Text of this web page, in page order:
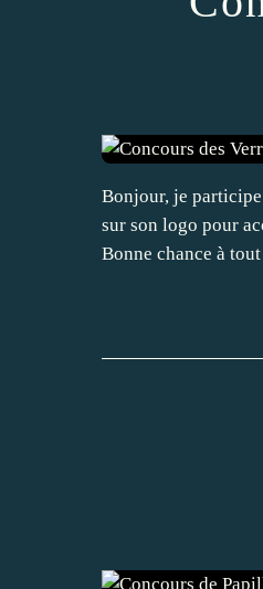
Bonjour, je
sur son logo pour
Bonne chance à